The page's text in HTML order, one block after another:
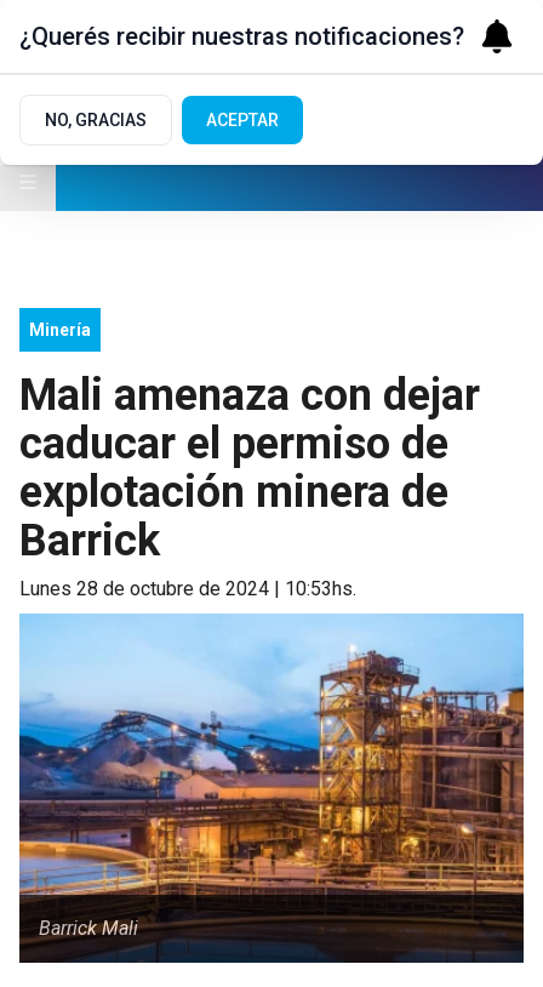
Minería
Mali amenaza con dejar
caducar el permiso de
explotación minera de
Barrick
lunes 28 de octubre de 2024 | 10:53hs.
Barrick Mali
¿Querés recibir nuestras notificaciones?
NO, GRACIAS ACEPTAR